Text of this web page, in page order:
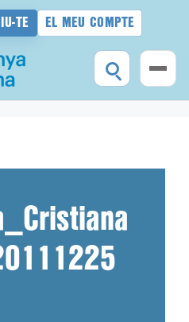
TE EL MEU COMPTE